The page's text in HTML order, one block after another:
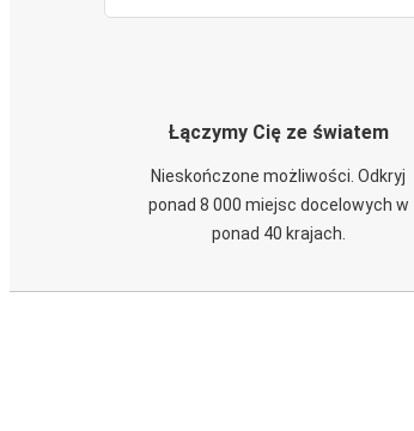
Łączymy Cię ze światem
Nieskończone możliwości. Odkryj
ponad 8 000 miejsc docelowych w
ponad 40 krajach.